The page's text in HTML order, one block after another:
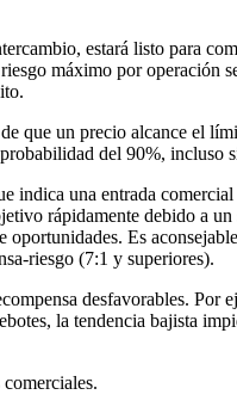
estará listo para
máximo por operación
que un precio alcance el
del 90%, incluso
una entrada
rápidamente debido a
Es
riesgo (7:1 y superiores).
desfavorables.
la tendencia bajista